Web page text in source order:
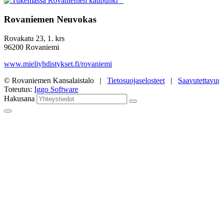
Rovaniemen Neuvokas
Rovakatu 23, 1. krs
96200 Rovaniemi
www.mieliyhdistykset.fi/rovaniemi
© Rovaniemen Kansalaistalo | Tietosuojaselosteet |
Toteutus: Iggo Software
Hakusana